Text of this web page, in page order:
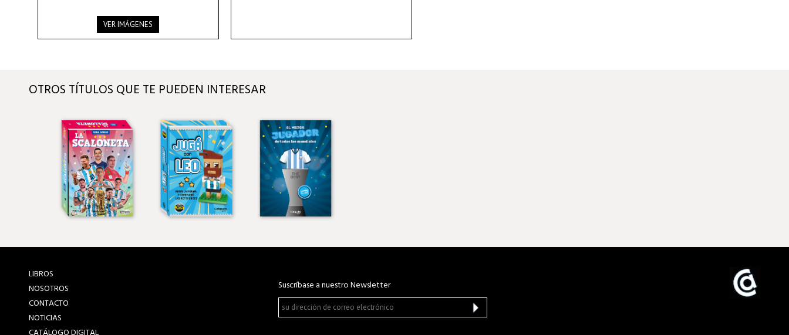
VER IMÁGENES
OTROS TÍTULOS QUE TE PUEDEN INTERESAR
LIBROS
NOSOTROS
CONTACTO
NOTICIAS
Suscríbase a nuestro Newsletter